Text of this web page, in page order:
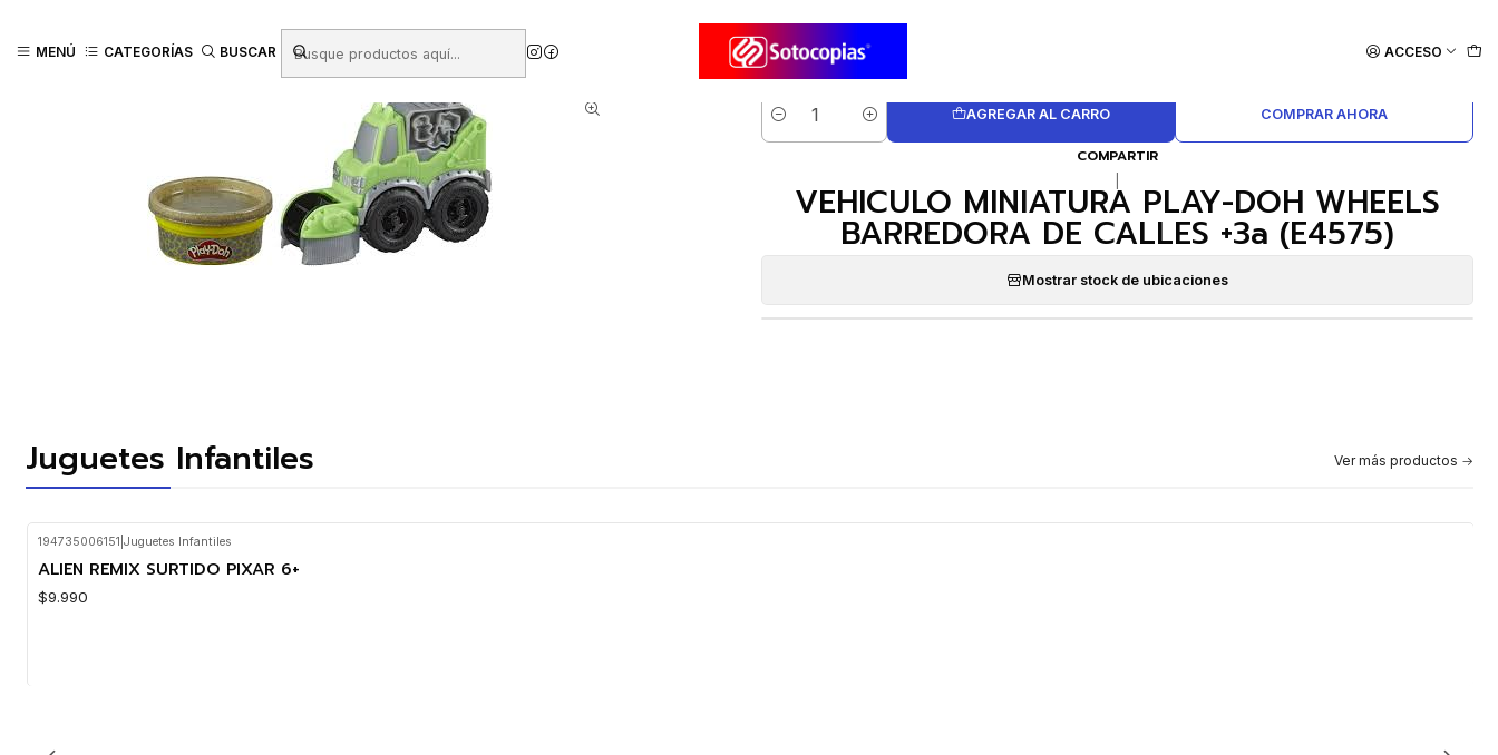
MENÚ CATEGORÍAS BUSCAR ACCESO
VEHICULO MINIATURA PLAY-DOH WHEELS BARREDORA DE CALLES +3a (E4575)
Cantidad
AGREGAR AL CARRO COMPRAR AHORA
COMPARTIR
VEHICULO MINIATURA PLAY-DOH WHEELS
BARREDORA DE CALLES +3a (E4575)
Mostrar stock de ubicaciones
Juguetes Infantiles Ver más productos
194735006151 Juguetes Infantiles
ALIEN REMIX SURTIDO PIXAR 6+
$9.990